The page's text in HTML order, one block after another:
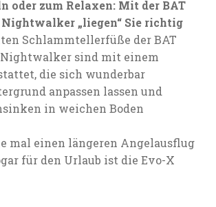
oder zum Relaxen: Mit der BAT
„liegen“ Sie richtig
Schlammtellerfüße der BAT
sind mit einem
die sich wunderbar
anpassen lassen und
in weichen Boden
mal einen längeren Angelausflug
für den Urlaub ist die Evo-X